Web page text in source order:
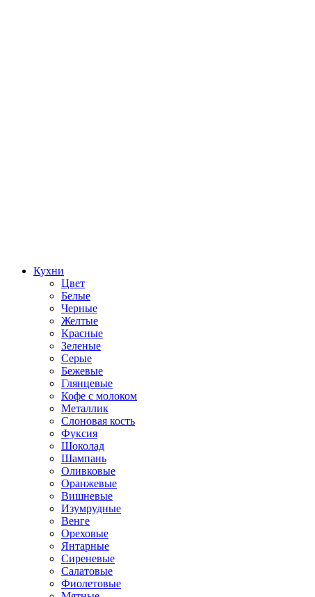
Кухни
Цвет
Белые
Черные
Желтые
Красные
Зеленые
Серые
Бежевые
Глянцевые
Кофе с молоком
Металлик
Слоновая кость
Фуксия
Шоколад
Шампань
Оливковые
Оранжевые
Вишневые
Изумрудные
Венге
Ореховые
Янтарные
Сиреневые
Салатовые
Фиолетовые